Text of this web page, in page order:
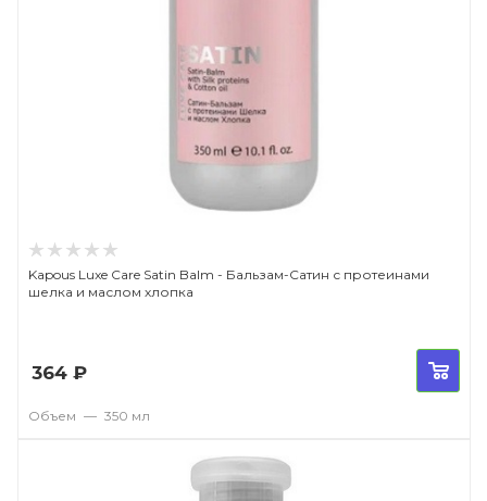
Kapous Luxe Care Satin Balm - Бальзам-Сатин с протеинами
шелка и маслом хлопка
364 ₽
Объем — 350 мл